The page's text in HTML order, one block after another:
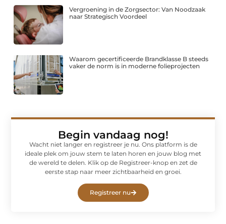
Vergroening in de Zorgsector: Van Noodzaak
naar Strategisch Voordeel
Waarom gecertificeerde Brandklasse B steeds
vaker de norm is in moderne folieprojecten
Begin vandaag nog!
Wacht niet langer en registreer je nu. Ons platform is de
ideale plek om jouw stem te laten horen en jouw blog met
de wereld te delen. Klik op de Registreer-knop en zet de
eerste stap naar meer zichtbaarheid en groei.
Registreer nu